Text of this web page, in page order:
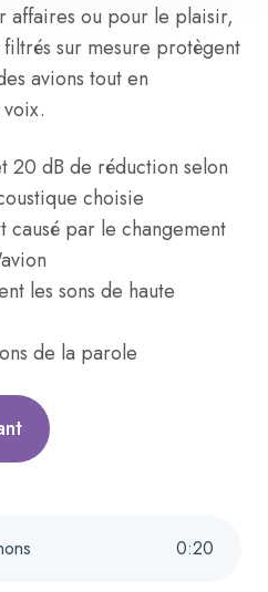
affaires ou pour le plaisir,
sur mesure protègent
avions tout en
20 dB de réduction selon
choisie
par le changement
les sons de haute
de la parole
0:20